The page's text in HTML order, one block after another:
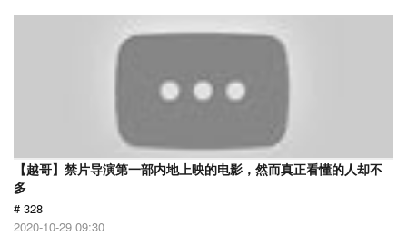
【越哥】禁片导演第一部内地上映的电影，然而真正看懂的人却不
多
# 328
2020-10-29 09:30